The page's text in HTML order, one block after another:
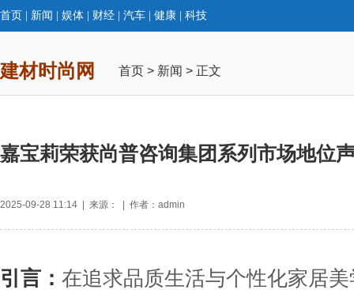
首页 新闻 娱体 财经 汽车 健康 科技
建材时尚网 首页 > 新闻 > 正文
嘉宝莉荣获尚普咨询集团系列市场地位
2025-09-28 11:14 | 来源： | 作者：admin
引言： 在追求品质生活与个性化家居